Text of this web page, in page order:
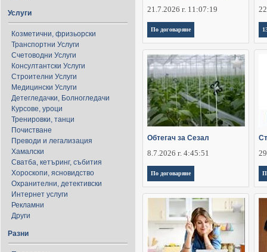
Услуги
Козметични, фризьорски
Транспортни Услуги
Счетоводни Услуги
Консултантски Услуги
Строителни Услуги
Медицински Услуги
Детегледачки, Болногледачи
Курсове, уроци
Тренировки, танци
Почистване
Преводи и легализация
Хамалски
Сватба, кетъринг, събития
Хороскопи, ясновидство
Охранителни, детективски
Интернет услуги
Рекламни
Други
Разни
21.7.2026 г. 11:07:19
По договаряне
Обтегач за Сезал
8.7.2026 г. 4:45:51
По договаряне